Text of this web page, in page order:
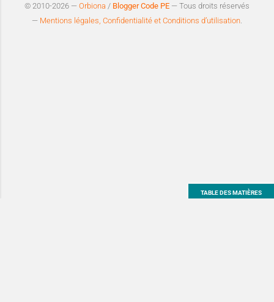
TABLE DES MATIÈRES
© 2010-2026 — Orbiona / Blogger Code PE — Tous droits réservés
— Mentions légales, Confidentialité et Conditions d’utilisation